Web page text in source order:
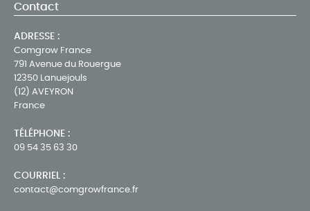
Contact
ADRESSE :
Comgrow France
791 Avenue du Rouergue
12350 Lanuejouls
(12) AVEYRON
France
TÉLÉPHONE :
09 54 35 63 30
COURRIEL :
contact@comgrowfrance.fr